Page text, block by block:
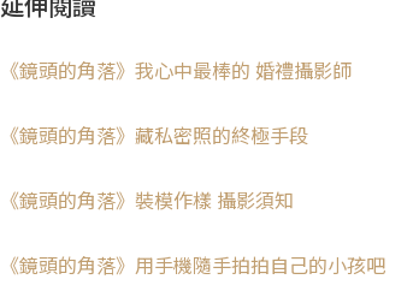
延伸閱讀
《鏡頭的角落》我心中最棒的 婚禮攝影師
《鏡頭的角落》藏私密照的終極手段
《鏡頭的角落》裝模作樣 攝影須知
《鏡頭的角落》用手機隨手拍拍自己的小孩吧